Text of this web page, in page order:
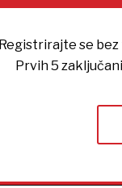
Registrirajte se
Prvih 5